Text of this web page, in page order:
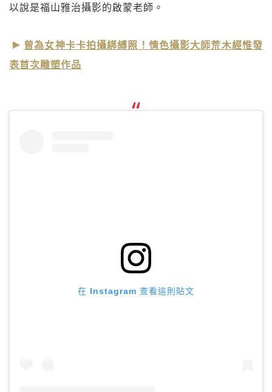
以說是福山雅治攝影的啟蒙老師。
曾為女神卡卡拍攝綁縛照！情色攝影大師荒木經惟發
表首次雕塑作品
在 Instagram 查看這則貼文